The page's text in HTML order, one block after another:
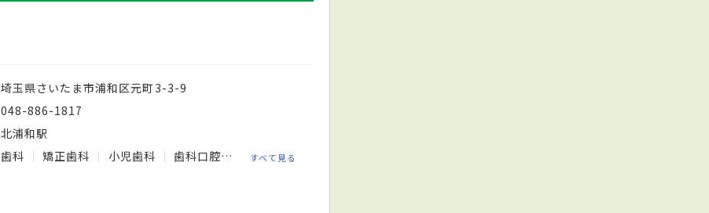
埼玉県さいたま市浦和区元町3-3-9
048-886-1817
北浦和駅
歯科
矯正歯科 小児歯科 歯科口腔外科 すべて見る